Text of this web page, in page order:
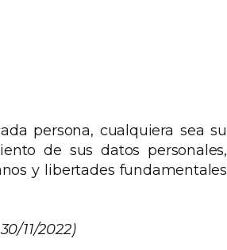
persona, cualquiera sea su
de sus datos personales,
y libertades fundamentales
30/11/2022)